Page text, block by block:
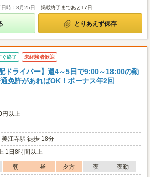
時：8月25日 掲載終了まであと17日
とりあえず保存
ぐ終了 未経験者歓迎
配ドライバー】週4～5日で9:00～18:00の勤
免許があればOK！ボーナス年2回
円以上
美江寺駅 徒歩 18分
1日8時間以上
朝 昼 夕方 夜
夜勤